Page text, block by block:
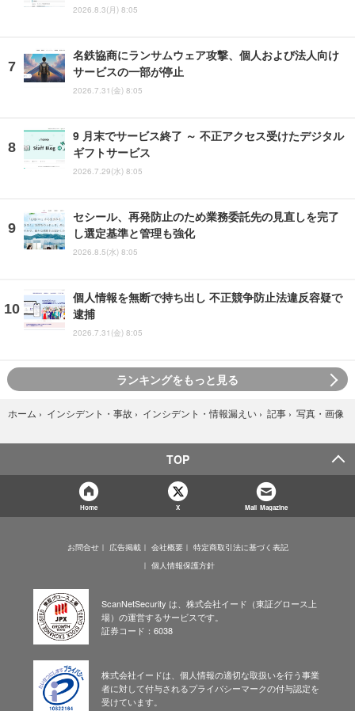
2026.8.3(月) 8:05
名鉄協商にランサムウェア攻撃、個人および法人向け
サービスの一部が停止
2026.7.31(金) 8:05
9 月末でサービス終了 ～ 不正アクセス受けたデジタル
ギフトサービス
2026.7.29(水) 8:05
セシール、再発防止のため業務委託先の見直しを完了
し選定基準と管理も強化
2026.8.5(水) 8:05
個人情報を無断で持ち出し 不正競争防止法違反容疑で
逮捕
2026.7.31(金) 8:05
ランキングをもっと見る
ホーム › インシデント・事故 › インシデント・情報漏えい › 記事 › 写真・画像
TOP
Home X Mail Magazine
お問合せ 広告掲載 会社概要
特定商取引法に基づく表記
個人情報保護方針
ScanNetSecurity は、株式会社イード（東証グロース上
場）の運営するサービスです。
証券コード：6038
株式会社イードは、個人情報の適切な取扱いを行う事業
者に対して付与されるプライバシーマークの付与認定を
受けています。